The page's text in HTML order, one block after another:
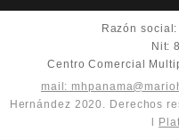
Razón
Nit:
Centro Comercial
mail:
Hernández 2020. Derechos